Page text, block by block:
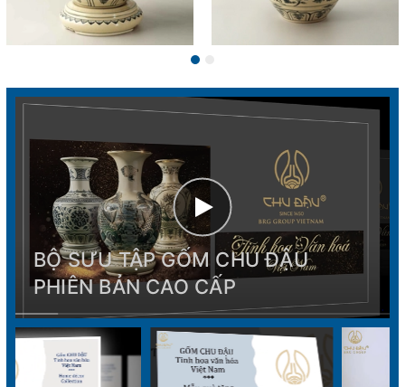
BỘ SƯU TẬP GỐM CHU ĐẬU
PHIÊN BẢN CAO CẤP